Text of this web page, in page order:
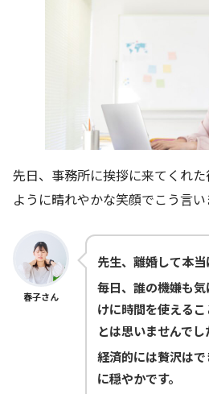
先日、事務所に挨拶に来てくれ
ように晴れやかな笑顔でこう言い
春子さん
先生、離婚して本当
毎日、誰の機嫌も
けに時間を使える
とは思いませんでし
経済的には贅沢は
に穏やかです。